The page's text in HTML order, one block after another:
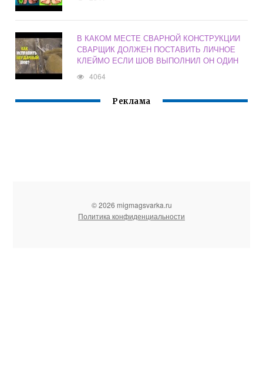
В КАКОМ МЕСТЕ СВАРНОЙ КОНСТРУКЦИИ
СВАРЩИК ДОЛЖЕН ПОСТАВИТЬ ЛИЧНОЕ
КЛЕЙМО ЕСЛИ ШОВ ВЫПОЛНИЛ ОН ОДИН
4064
Реклама
© 2026 migmagsvarka.ru
Политика конфиденциальности